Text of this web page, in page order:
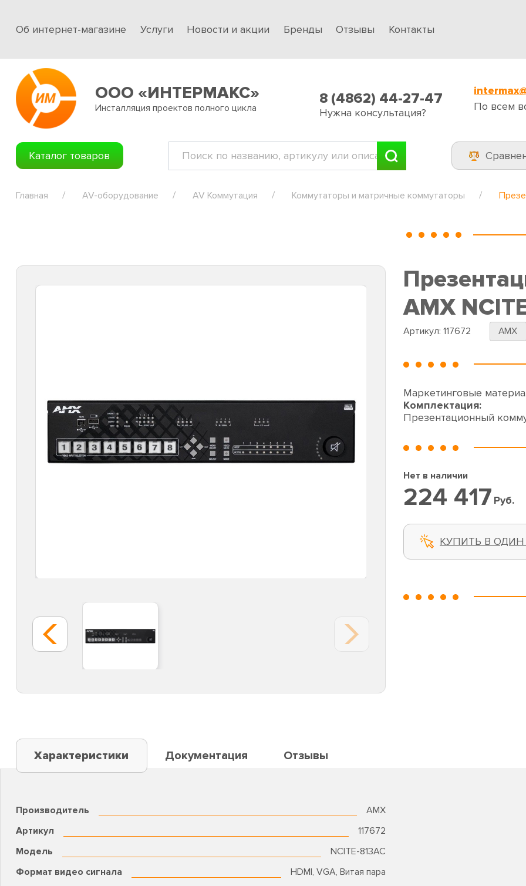
Об интернет-магазине Услуги Новости и акции Бренды Отзывы Контакты
ООО «ИНТЕРМАКС»
Инсталляция проектов полного цикла
8 (4862) 44-27-47
Нужна консультация?
По всем
Каталог товаров
Главная AV-оборудование AV Коммутация Коммутаторы и матричные коммутаторы
AMX
Артикул: 117672 AMX
Маркетинговые
Комплектация:
Презентационный
Нет в наличии
224 417 Руб.
КУПИТЬ В
Характеристики Документация Отзывы
Производитель
AMX
Артикул
117672
Модель
NCITE-813AC
Формат видео сигнала
HDMI, VGA, Витая пара